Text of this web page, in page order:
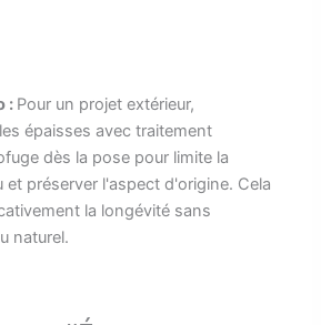
: Pour un projet extérieur,
épaisses avec traitement
dès la pose pour limite la
et préserver l'aspect d'origine. Cela
la longévité sans
naturel.